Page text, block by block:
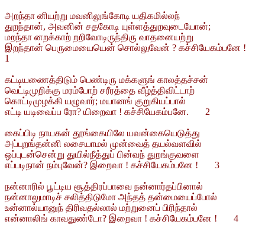
அறந்தா னியற்று மவனிலுங்கோடி யதிகமில்லந்
துறந்தான், அவனின் சதகோடி யுள்ளத்துறவுடையோன்;
மறந்தா னறக்காற் றறிவோடிருந்திரு வாதனையற்று
இறந்தான் பெருமையையென் சொல்லுவேன் ? கச்சியேகம்பனே !
1
கட்டியணைத்திடும் பெண்டிரு மக்களுங் காலத்தச்சன்
வெட்டிமுறிக்கு மரம்போற் சரீரத்தை வீழ்த்திவிட்டாற்
கொட்டிமுழக்கி யழுவார்; மயானங் குறுகியப்பால்
எட்டி யடிவைப்ப ரோ? யிறைவா ! கச்சியேகம்பனே. 2
கைப்பிடி நாயகன் தூங்கையிலே யவன்கையெடுத்து
அப்புறங்தன்னி லசையாமல் முன்வைத் தயல்வளவில்
ஒப்புடன்சென்று துயில்நீத்துப் பின்வந் துறங்குவளை
எப்படிநான் நம்புவேன்? இறைவா ! கச்சியேகம்பனே ! 3
நன்னாரில் பூட்டிய சூத்திரப்பாவை நன்னார்தப்பினால்
நன்னாலுமாடிச் சலித்திடுமோ அந்தத் தன்மையைப்போல்
உன்னால்யானுந் திரிவதல்லால் மற்றுனைப் பிரிந்தால்
என்னாலிங் காவதுண்டோ? இறைவா ! கச்சியேகம்பனே ! 4